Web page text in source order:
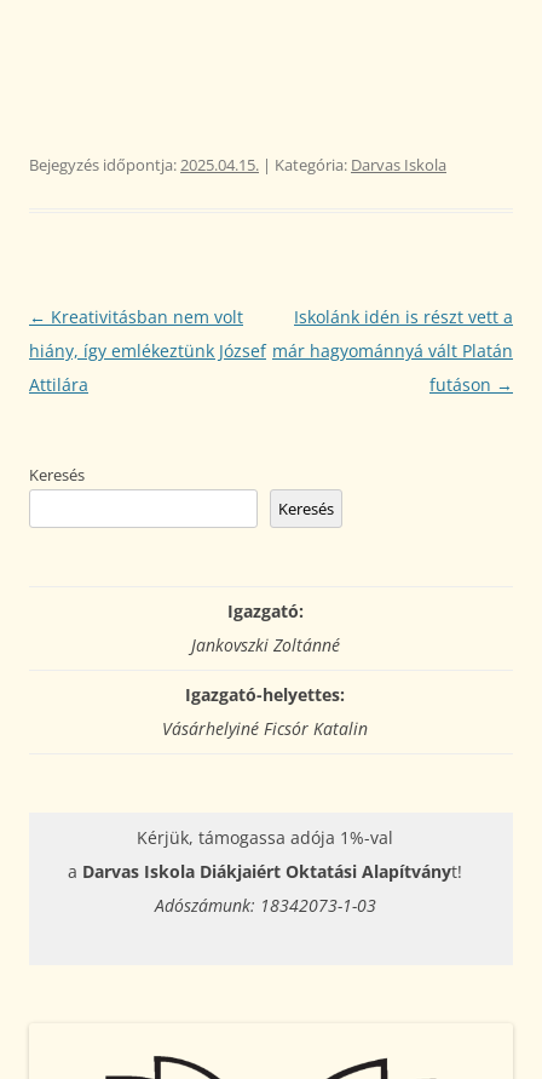
Bejegyzés időpontja:2025.04.15. | Kategória: Darvas Iskola
Bejegyzés
navigáció
← Kreativitásban nem volt
hiány, így emlékeztünk József
Attilára
Iskolánk idén is részt vett a
már hagyománnyá vált Platán
futáson →
Keresés
Keresés
Igazgató:
Jankovszki Zoltánné
Igazgató-helyettes:
Vásárhelyiné Ficsór Katalin
Kérjük, támogassa adója 1%-val
a Darvas Iskola Diákjaiért Oktatási Alapítványt!
Adószámunk: 18342073-1-03